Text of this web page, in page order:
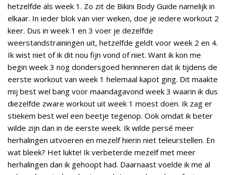
hetzelfde als week 1. Zo zit de Bikini Body Guide namelijk in
elkaar. In ieder blok van vier weken, doe je iedere workout 2
keer. Dus in week 1 en 3 voer je dezelfde
weerstandstrainingen uit, hetzelfde geldt voor week 2 en 4.
Ik wist niet of ik dit nou fijn vond of niet. Want ik kon me
begin week 3 nog dondersgoed herinneren dat ik tijdens de
eerste workout van week 1 helemaal kapot ging. Dit maakte
mij best wel bang voor maandagavond week 3 waarin ik dus
diezelfde zware workout uit week 1 moest doen. Ik zag er
stiekem best wel een beetje tegenop. Ook omdat ik beter
wilde zijn dan in de eerste week. Ik wilde persé meer
herhalingen uitvoeren en mezelf hierin niet teleurstellen. En
wat bleek? Het lukte! Ik verbeterde mezelf met meer
herhalingen dan ik gehoopt had. Daarnaast voelde ik me al